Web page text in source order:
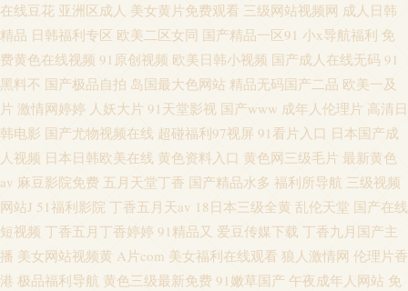
在线豆花 亚洲区成人 美女黄片免费观看 三级网站视频网 成人日韩
精品 日韩福利专区 欧美二区女同 国产精品一区91 小x导航福利 免
费黄色在线视频 91原创视频 欧美日韩小视频 国产成人在线无码 91
黑料不 国产极品自拍 岛国最大色网站 精品无码国产二品 欧美一及
片 激情网婷婷 人妖大片 91天堂影视 国产www 成年人伦理片 高清日
韩电影 国产尤物视频在线 超碰福利97视屏 91看片入口 日本国产成
人视频 日本日韩欧美在线 黄色资料入口 黄色网三级毛片 最新黄色
av 麻豆影院免费 五月天堂丁香 国产精品水多 福利所导航 三级视频
网站J 51福利影院 丁香五月天av 18日本三级全黄 乱伦天堂 国产在线
短视频 丁香五月丁香婷婷 91精品又 爱豆传媒下载 丁香九月国产主
播 美女网站视频黄 A片com 美女福利在线观看 狼人激情网 伦理片香
港 极品福利导航 黄色三级最新免费 91嫩草国产 午夜成年人网站 免